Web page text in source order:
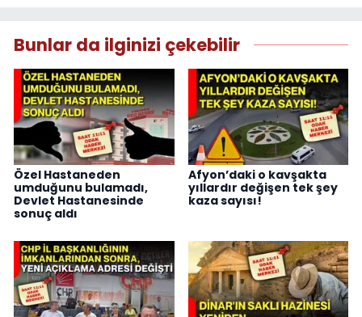
Bunlar da ilginizi çekebilir
Özel Hastaneden
umduğunu bulamadı,
Devlet Hastanesinde
sonuç aldı
Afyon’daki o kavşakta
yıllardır değişen tek şey
kaza sayısı!